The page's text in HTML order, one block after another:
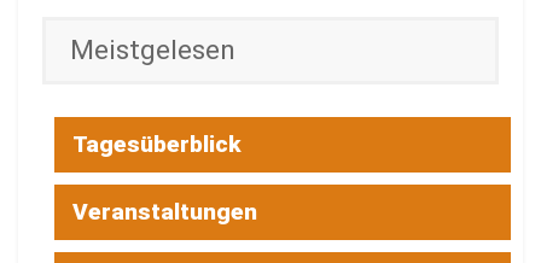
Meistgelesen
Tagesüberblick
Veranstaltungen